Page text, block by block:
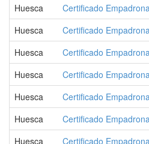
Huesca Certificado
Huesca
Certificado
Huesca
Certificado
Huesca
Certificado
Huesca
Certificado
Huesca
Certificado
Huesca
Certificado